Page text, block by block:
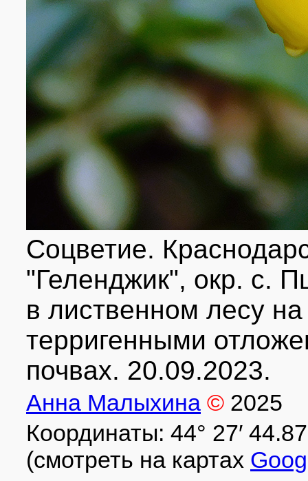
Соцветие.
"Геленджик", окр. с.
в лиственном лесу
терригенными
почвах. 20.09.2023.
Анна Малыхина © 2025
Координаты: 44° 27′
(смотреть на картах